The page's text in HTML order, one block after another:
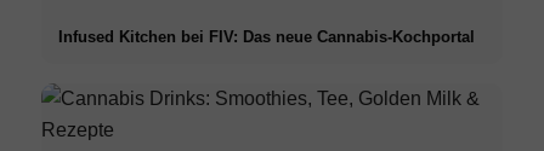
Infused Kitchen bei FIV: Das neue Cannabis-Kochportal